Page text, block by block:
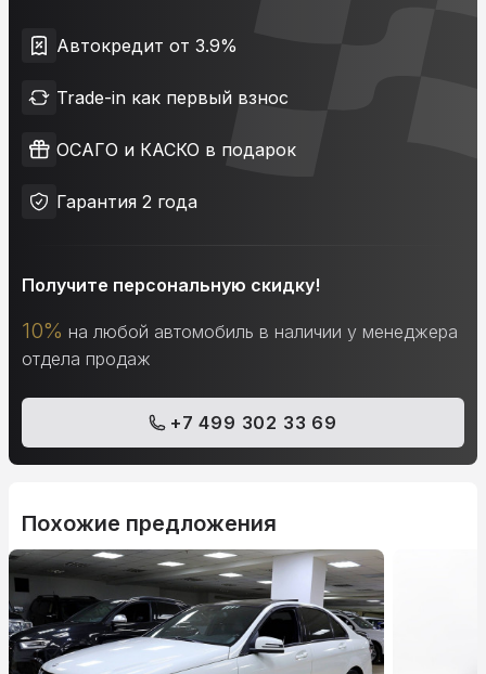
Автокредит от 3.9%
Trade-in как первый взнос
ОСАГО и КАСКО в подарок
Гарантия 2 года
Получите персональную скидку!
10% на любой автомобиль в наличии у менеджера
отдела продаж
+7 499 302 33 69
Похожие предложения